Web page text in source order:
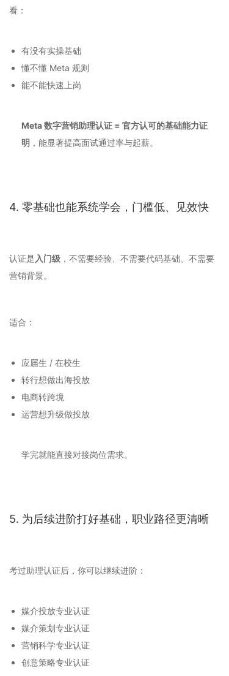
看：
有没有实操基础
懂不懂 Meta 规则
能不能快速上岗
Meta 数字营销助理认证 = 官方认可的基础能力证
明 ，能显著提高面试通过率与起薪。
4. 零基础也能系统学会，门槛低、见效快
认证是 入门级 ，不需要经验、不需要代码基础、不需要
营销背景。
适合：
应届生 / 在校生
转行想做出海投放
电商转跨境
运营想升级做投放
学完就能直接对接岗位需求。
5. 为后续进阶打好基础，职业路径更清晰
考过助理认证后，你可以继续进阶：
媒介投放专业认证
媒介策划专业认证
营销科学专业认证
创意策略专业认证